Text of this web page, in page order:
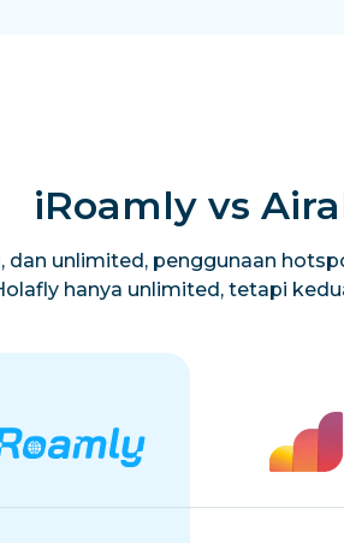
iRoamly vs
unlimited, penggunaan
hanya unlimited, tetapi